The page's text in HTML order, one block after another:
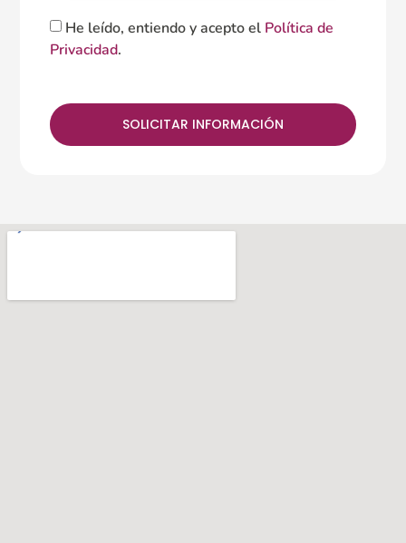
He leído, entiendo y acepto el Política de
Privacidad.
SOLICITAR INFORMACIÓN